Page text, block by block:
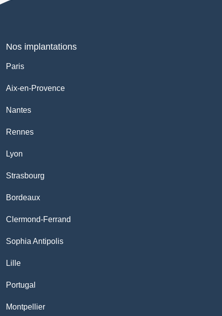
Nos implantations
Paris
Aix-en-Provence
Nantes
Rennes
Lyon
Strasbourg
Bordeaux
Clermond-Ferrand
Sophia Antipolis
Lille
Portugal
Montpellier